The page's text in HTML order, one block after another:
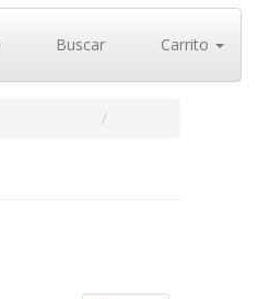
Buscar Carrito